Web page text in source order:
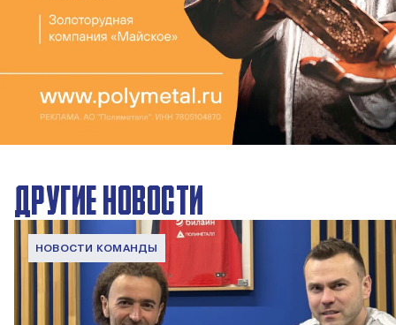
ДРУГИЕ НОВОСТИ
НОВОСТИ КОМАНДЫ